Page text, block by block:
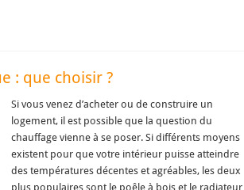
: que choisir ?
Si vous venez d’acheter ou de construire un
logement, il est possible que la question du
chauffage vienne à se poser. Si différents moyens
existent pour que votre intérieur puisse atteindre
des températures décentes et agréables, les deux
plus populaires sont le poêle à bois et le radiateur